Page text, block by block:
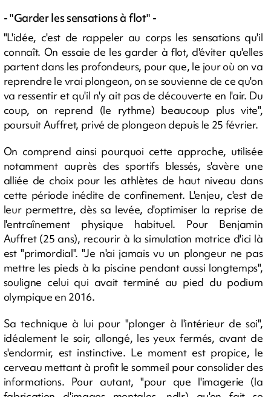
- "Garder les sensations à flot" -
"L'idée, c'est de rappeler au corps les sensations qu'il
connaît. On essaie de les garder à flot, d'éviter qu'elles
partent dans les profondeurs, pour que, le jour où on va
reprendre le vrai plongeon, on se souvienne de ce qu'on
va ressentir et qu'il n'y ait pas de découverte en l'air. Du
coup, on reprend (le rythme) beaucoup plus vite",
poursuit Auffret, privé de plongeon depuis le 25 février.
On comprend ainsi pourquoi cette approche, utilisée
notamment auprès des sportifs blessés, s'avère une
alliée de choix pour les athlètes de haut niveau dans
cette période inédite de confinement. L'enjeu, c'est de
leur permettre, dès sa levée, d'optimiser la reprise de
l'entraînement physique habituel. Pour Benjamin
Auffret (25 ans), recourir à la simulation motrice d'ici là
est "primordial". "Je n'ai jamais vu un plongeur ne pas
mettre les pieds à la piscine pendant aussi longtemps",
souligne celui qui avait terminé au pied du podium
olympique en 2016.
Sa technique à lui pour "plonger à l'intérieur de soi",
idéalement le soir, allongé, les yeux fermés, avant de
s'endormir, est instinctive. Le moment est propice, le
cerveau mettant à profit le sommeil pour consolider des
informations. Pour autant, "pour que l'imagerie (la